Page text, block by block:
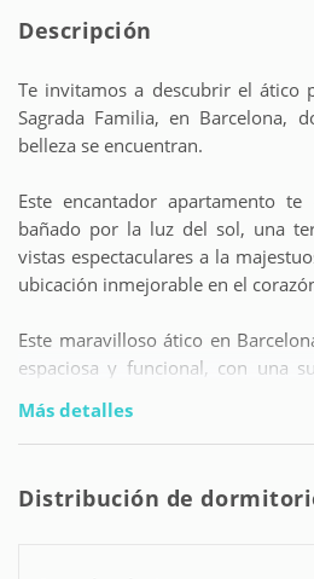
Descripción
Te invitamos a descubrir el ático
Sagrada Familia, en Barcelona,
belleza se encuentran.
Este encantador apartamento
bañado por la luz del sol, una
vistas espectaculares a la
ubicación inmejorable en el
Este maravilloso ático en
espaciosa y funcional, con una
disfrutar del clima soleado
impresionantes vistas a la
acogedores dormitorios: el
Más detalles
Distribución de